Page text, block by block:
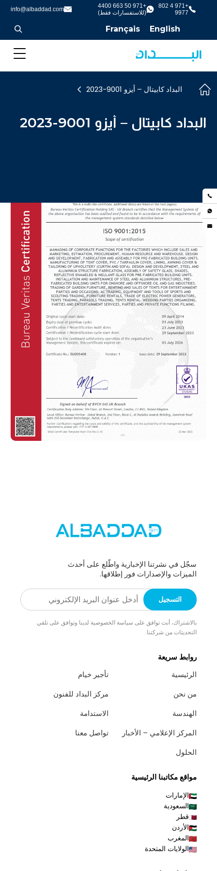
+971 4 802
9977
+971 50 663 4400
(للاستفسارات فقط)
info@albaddad.com
English
Français
البداد كابيتال – أيزو 9001-2023
البداد كابيتال – أيزو 9001-2023
سجّل في نشرتنا الإخبارية واطّلع على أحدث
الميزات والإصدارات فور إطلاقها.
بالاشتراك، أنت توافق على سياسة الخصوصية لدينا وتوافق على تلقي
التحديثات من شركتنا.
روابط سريعة
الرئيسية
من نحن
الهندسة
المركز الإعلامي – الأخبار
الحلول
تأجير خيام
مركز البداد للفنون
الاستدامة
تواصل معنا
مواقع مكاتبنا الرئيسية
الإمارات
السعودية
قطر
الأردن
المغرب
الولايات المتحدة